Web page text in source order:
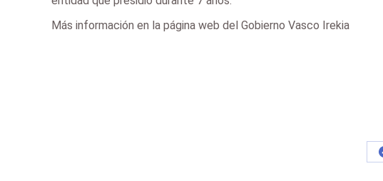
Más información en la página web del Gobierno Vasco Irekia